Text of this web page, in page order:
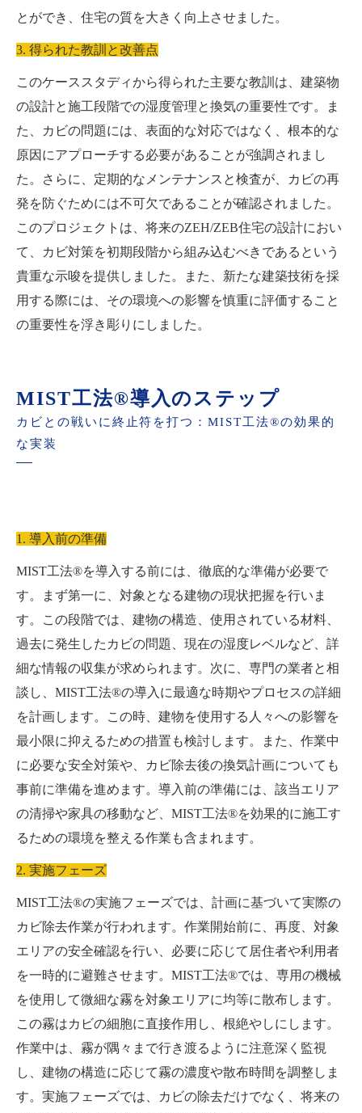
とができ、住宅の質を大きく向上させました。
3. 得られた教訓と改善点
このケーススタディから得られた主要な教訓は、建築物
の設計と施工段階での湿度管理と換気の重要性です。ま
た、カビの問題には、表面的な対応ではなく、根本的な
原因にアプローチする必要があることが強調されまし
た。さらに、定期的なメンテナンスと検査が、カビの再
発を防ぐためには不可欠であることが確認されました。
このプロジェクトは、将来のZEH/ZEB住宅の設計におい
て、カビ対策を初期段階から組み込むべきであるという
貴重な示唆を提供しました。また、新たな建築技術を採
用する際には、その環境への影響を慎重に評価すること
の重要性を浮き彫りにしました。
MIST工法®導入のステップ
カビとの戦いに終止符を打つ：MIST工法®の効果的
な実装
1. 導入前の準備
MIST工法®を導入する前には、徹底的な準備が必要で
す。まず第一に、対象となる建物の現状把握を行いま
す。この段階では、建物の構造、使用されている材料、
過去に発生したカビの問題、現在の湿度レベルなど、詳
細な情報の収集が求められます。次に、専門の業者と相
談し、MIST工法®の導入に最適な時期やプロセスの詳細
を計画します。この時、建物を使用する人々への影響を
最小限に抑えるための措置も検討します。また、作業中
に必要な安全対策や、カビ除去後の換気計画についても
事前に準備を進めます。導入前の準備には、該当エリア
の清掃や家具の移動など、MIST工法®を効果的に施工す
るための環境を整える作業も含まれます。
2. 実施フェーズ
MIST工法®の実施フェーズでは、計画に基づいて実際の
カビ除去作業が行われます。作業開始前に、再度、対象
エリアの安全確認を行い、必要に応じて居住者や利用者
を一時的に避難させます。MIST工法®では、専用の機械
を使用して微細な霧を対象エリアに均等に散布します。
この霧はカビの細胞に直接作用し、根絶やしにします。
作業中は、霧が隅々まで行き渡るように注意深く監視
し、建物の構造に応じて霧の濃度や散布時間を調整しま
す。実施フェーズでは、カビの除去だけでなく、将来の